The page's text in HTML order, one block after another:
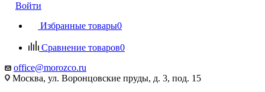
Войти
Избранные товары0
Сравнение товаров0
office@morozco.ru
Москва, ул. Воронцовские пруды, д. 3, под. 15